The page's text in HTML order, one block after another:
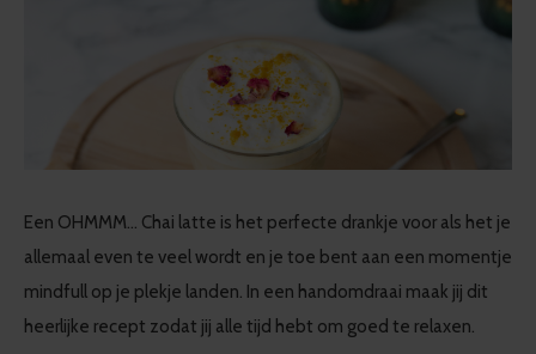
Een OHMMM... Chai latte is het perfecte drankje voor als het je
allemaal even te veel wordt en je toe bent aan een momentje
mindfull op je plekje landen. In een handomdraai maak jij dit
heerlijke recept zodat jij alle tijd hebt om goed te relaxen.